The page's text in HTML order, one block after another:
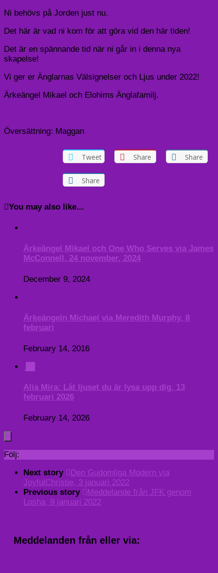
Ni behövs på Jorden just nu.
Det här är vad ni kom för att göra vid den här tiden!
Det är en spännande tid när ni går in i denna nya
skapelse!
Vi ger er Änglarnas Välsignelser och Ljus under 2022!
Ärkeängel Mikael och Elohims Änglafamilj.
Översättning: Maggan
Tweet Share Share
Share
You may also like...
Ärkeängel Mikael och One Who Serves via James
McConnell, 24 november, 2024
December 9, 2024
Ärkeängeln Michael via Meredith Murphy, 8
februari
February 14, 2016
Alia Mira: Låt ljuset du är lysa upp dig, 13
februari 2026
February 14, 2026
Följ:
Next story
Den Gudomliga Modern via
JoyfulChristie, 3 januari 2022
Previous story
Meddelande från JFK genom
Losha, 9 januari 2022
Meddelanden från eller via: